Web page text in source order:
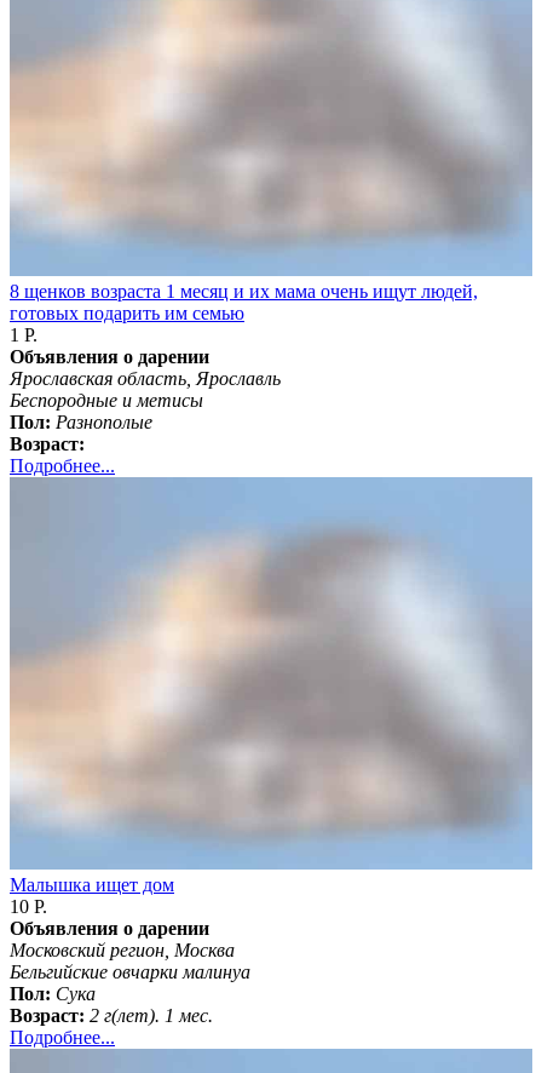
8 щенков возраста 1 месяц и их мама очень ищут людей,
готовых подарить им семью
1 Р.
Объявления о дарении
Ярославская область, Ярославль
Бeспородные и метисы
Пол: Разнополые
Возраст:
Подробнее...
Малышка ищет дом
10 Р.
Объявления о дарении
Московский регион, Москва
Бельгийские овчарки малинуа
Пол: Сука
Возраст: 2 г(лет). 1 мес.
Подробнее...